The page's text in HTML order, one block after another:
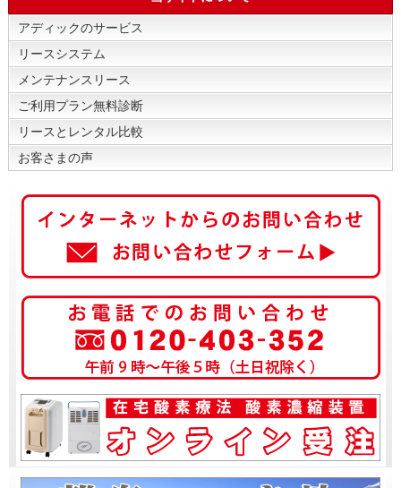
アディックのサービス
リースシステム
メンテナンスリース
ご利用プラン無料診断
リースとレンタル比較
お客さまの声